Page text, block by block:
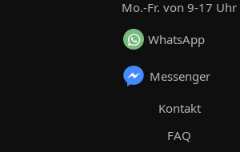
Mo.-Fr. von 9-17 Uhr
WhatsApp
Messenger
Kontakt
FAQ